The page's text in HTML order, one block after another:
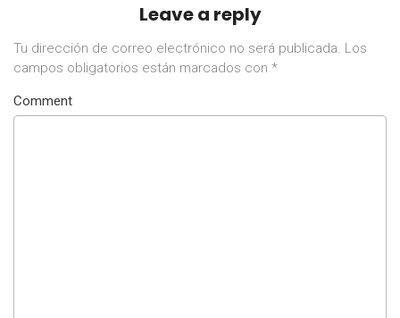
Leave a reply
Tu dirección de correo electrónico no será publicada. Los
campos obligatorios están marcados con *
Comment